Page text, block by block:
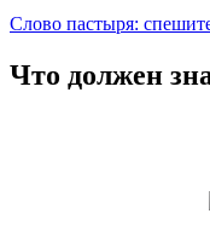
Слово пастыря:
Что должен